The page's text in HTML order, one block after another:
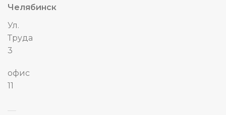
Челябинск
Ул.
Труда
3
офис
11